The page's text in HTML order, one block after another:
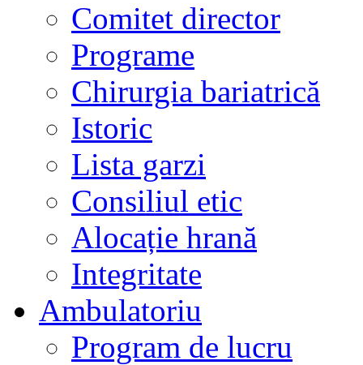
Comitet director
Programe
Chirurgia bariatrică
Istoric
Lista garzi
Consiliul etic
Alocație hrană
Integritate
Ambulatoriu
Program de lucru